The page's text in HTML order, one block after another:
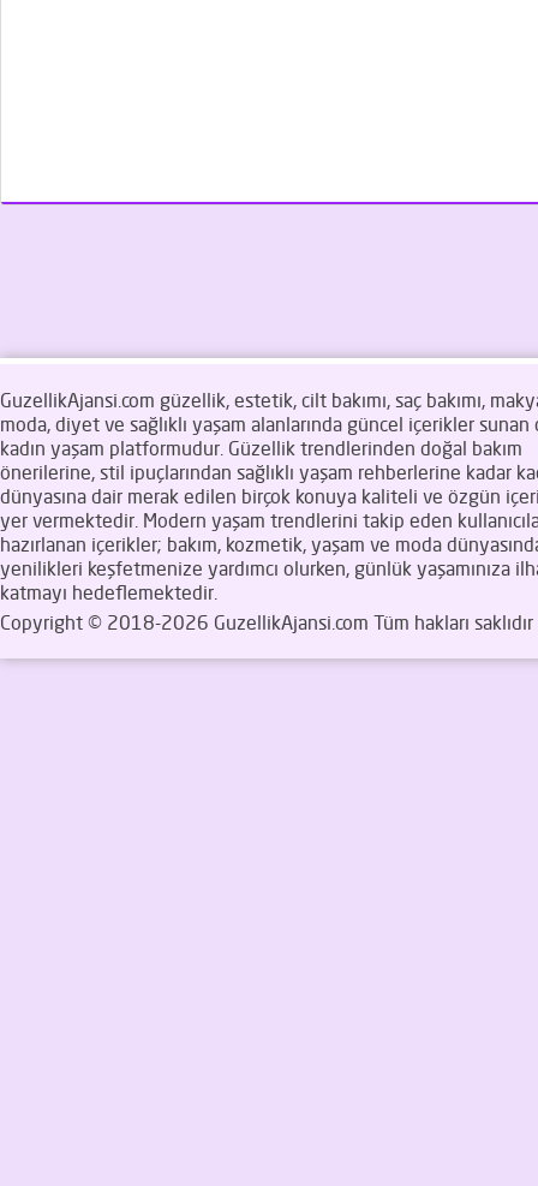
GuzellikAjansi.com güzellik, estetik, cilt bakımı, saç bakımı,
moda, diyet ve sağlıklı yaşam alanlarında güncel içerikler
kadın yaşam platformudur. Güzellik trendlerinden doğal bakım
önerilerine, stil ipuçlarından sağlıklı yaşam rehberlerine kadar
dünyasına dair merak edilen birçok konuya kaliteli ve özgün
yer vermektedir. Modern yaşam trendlerini takip eden
hazırlanan içerikler; bakım, kozmetik, yaşam ve moda
yenilikleri keşfetmenize yardımcı olurken, günlük yaşamınıza
katmayı hedeflemektedir.
Copyright © 2018-2026 GuzellikAjansi.com Tüm hakları saklıdır